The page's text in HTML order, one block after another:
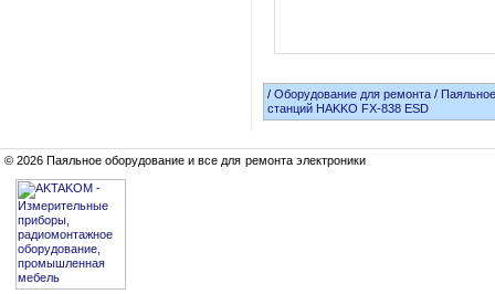
/Оборудование для ремонта /
станций HAKKO FX-838 ESD
© 2026 Паяльное оборудование и все для ремонта электроники